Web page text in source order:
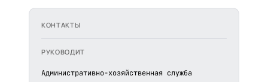
КОНТАКТЫ
РУКОВОДИТ
Административно-хозяйственная служба